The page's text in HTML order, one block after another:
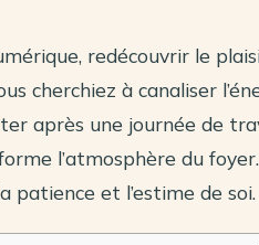
redécouvrir le
cherchiez à canaliser
après une journée de
l’atmosphère du
et l’estime de soi.